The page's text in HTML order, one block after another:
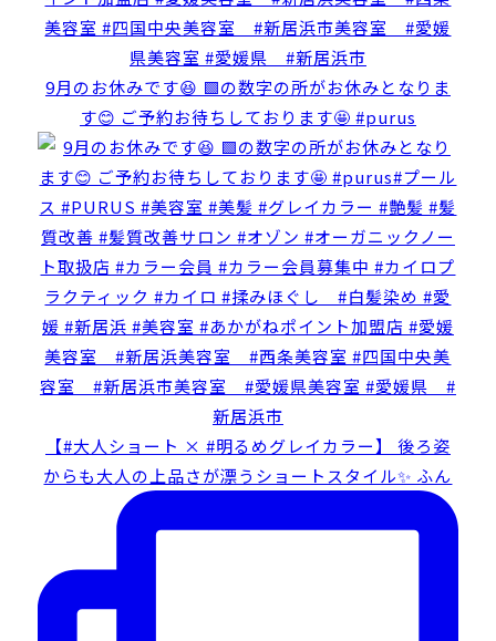
9月のお休みです😆 🟩の数字の所がお休みとなりま
す😊 ご予約お待ちしております🤩 #purus
【#大人ショート × #明るめグレイカラー】 後ろ姿
からも大人の上品さが漂うショートスタイル✨ ふん